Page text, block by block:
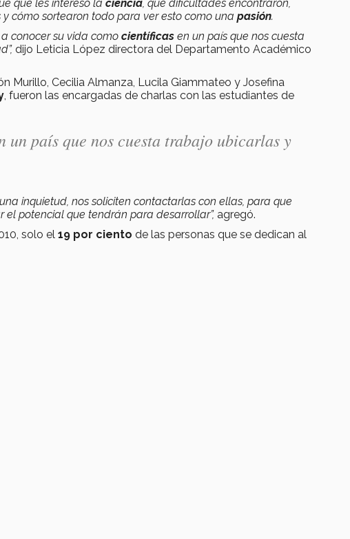
que les interesó la ciencia , qué dificultades encontraron,
cómo sortearon todo para ver esto como una pasión.
conocer su vida como científicas en un país que nos cuesta
dijo Leticia López directora del Departamento Académico
Murillo, Cecilia Almanza, Lucila Giammateo y Josefina
, fueron las encargadas de charlas con las estudiantes de
un país que nos cuesta trabajo ubicarlas y
inquietud, nos soliciten contactarlas con ellas, para que
potencial que tendrán para desarrollar”, agregó.
solo el 19 por ciento de las personas que se dedican al